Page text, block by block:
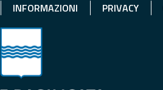
INFORMAZIONI PRIVACY